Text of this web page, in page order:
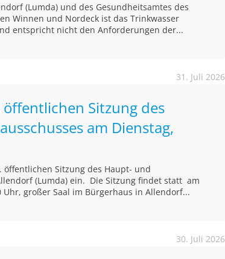
(Lumda) und des Gesundheitsamtes des
Winnen und Nordeck ist das Trinkwasser
entspricht nicht den Anforderungen der...
31. Juli 2026
Sitzung des
am Dienstag,
öffentlichen Sitzung des Haupt- und
(Lumda) ein. Die Sitzung findet statt am
Uhr, großer Saal im Bürgerhaus in Allendorf...
30. Juli 2026